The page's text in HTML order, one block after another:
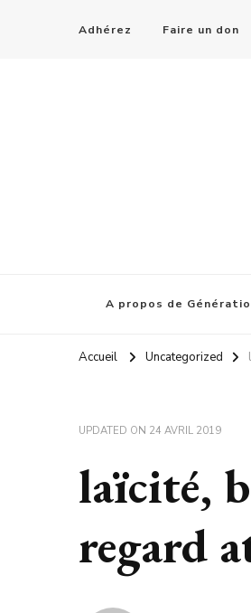
Adhérez Faire un don
A propos de
Accueil Uncategorized
UPDATED ON 24 AVRIL 2019
laïcité,
regard